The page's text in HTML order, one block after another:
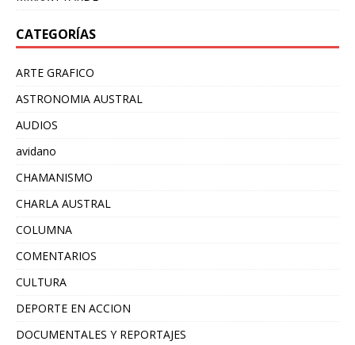
CATEGORÍAS
ARTE GRAFICO
ASTRONOMIA AUSTRAL
AUDIOS
avidano
CHAMANISMO
CHARLA AUSTRAL
COLUMNA
COMENTARIOS
CULTURA
DEPORTE EN ACCION
DOCUMENTALES Y REPORTAJES